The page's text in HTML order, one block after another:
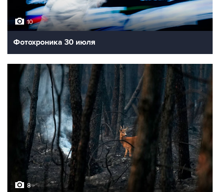
10
Фотохроника 30 июля
8